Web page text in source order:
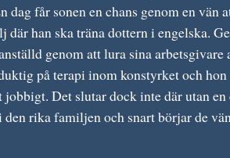
dag får sonen en chans genom en vän
där han ska träna dottern i engelska.
genom att lura sina
på terapi inom konstyrket och
jobbigt. Det slutar dock inte där utan
rika familjen och snart börjar de